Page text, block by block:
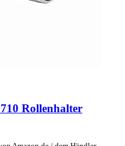
Rollenhalter